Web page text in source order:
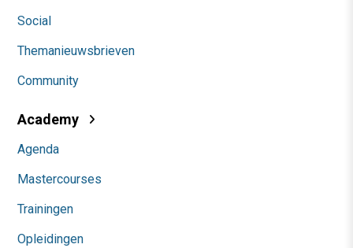
Social
Themanieuwsbrieven
Community
Academy
Agenda
Mastercourses
Trainingen
Opleidingen